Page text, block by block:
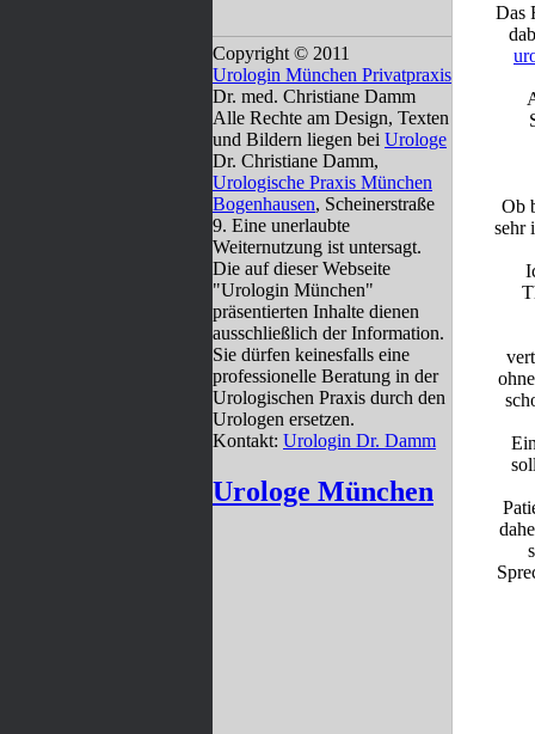
Copyright © 2011
Urologin München Privatpraxis
Dr. med. Christiane Damm
Alle Rechte am Design, Texten
und Bildern liegen bei Urologe
Dr. Christiane Damm,
Urologische Praxis München
Bogenhausen, Scheinerstraße
9. Eine unerlaubte
Weiternutzung ist untersagt.
Die auf dieser Webseite
"Urologin München"
präsentierten Inhalte dienen
ausschließlich der Information.
Sie dürfen keinesfalls eine
professionelle Beratung in der
Urologischen Praxis durch den
Urologen ersetzen.
Kontakt: Urologin Dr. Damm
Urologe München
Das
Ob
sehr